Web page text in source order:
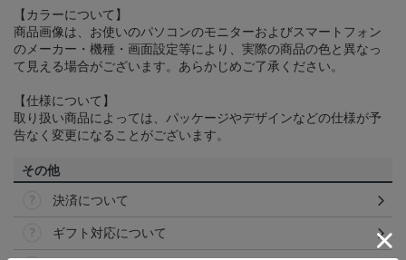
【カラーについて】
商品画像は、お使いのパソコンのモニターおよびスマートフォン
のメーカー・機種・画面設定等により、実際の商品の色と異なっ
て見える場合がございます。あらかじめご了承ください。
【仕様について】
取り扱い商品によっては、パッケージやデザインなどの仕様が予
告なく変更になることがございます。
その他
決済について
ギフト対応について